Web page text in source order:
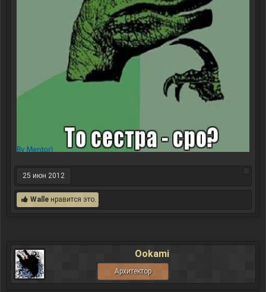
25 июн 2012
Walle нравится это.
Ookami
Архитектор